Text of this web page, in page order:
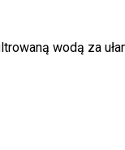
wodą za